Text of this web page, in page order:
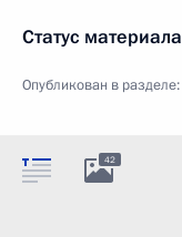
Статус материала
Опубликован в разделе:
42